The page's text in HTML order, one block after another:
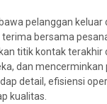
pelanggan keluar
bersama
titik kontak terakhir
dan mencerminkan
detail, efisiensi
kualitas.